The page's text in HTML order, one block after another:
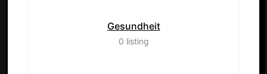
Gesundheit
0 listing